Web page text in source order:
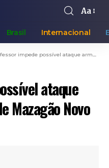
Aa
Brasil Internacional
impede possível ataque armado em escola de Mazagão Novo e evita tragédia
ataque
Mazagão Novo